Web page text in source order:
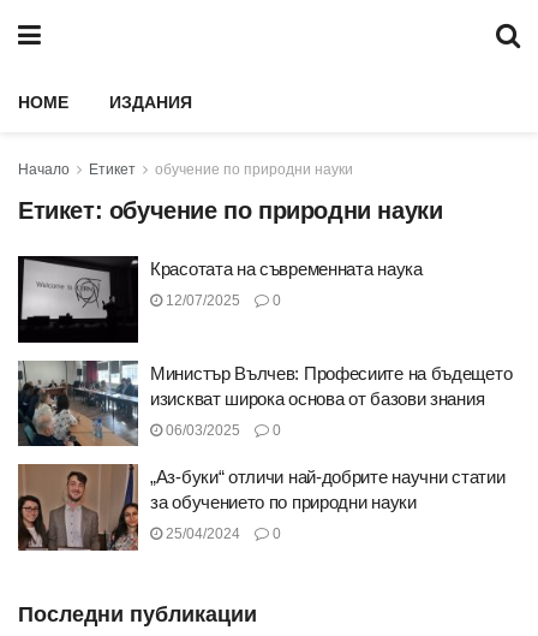
HOME ИЗДАНИЯ
Начало Етикет обучение по природни науки
Етикет: обучение по природни науки
Красотата на съвременната наука
12/07/2025 0
Министър Вълчев: Професиите на бъдещето
изискват широка основа от базови знания
06/03/2025 0
„Аз-буки“ отличи най-добрите научни статии
за обучението по природни науки
25/04/2024 0
Последни публикации